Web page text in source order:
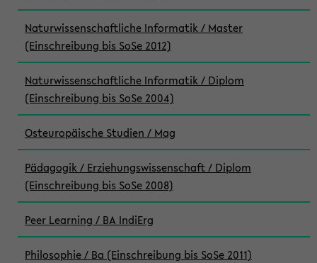
Naturwissenschaftliche Informatik / Master
(Einschreibung bis SoSe 2012)
Naturwissenschaftliche Informatik / Diplom
(Einschreibung bis SoSe 2004)
Osteuropäische Studien / Mag
Pädagogik / Erziehungswissenschaft / Diplom
(Einschreibung bis SoSe 2008)
Peer Learning / BA IndiErg
Philosophie / Ba (Einschreibung bis SoSe 2011)